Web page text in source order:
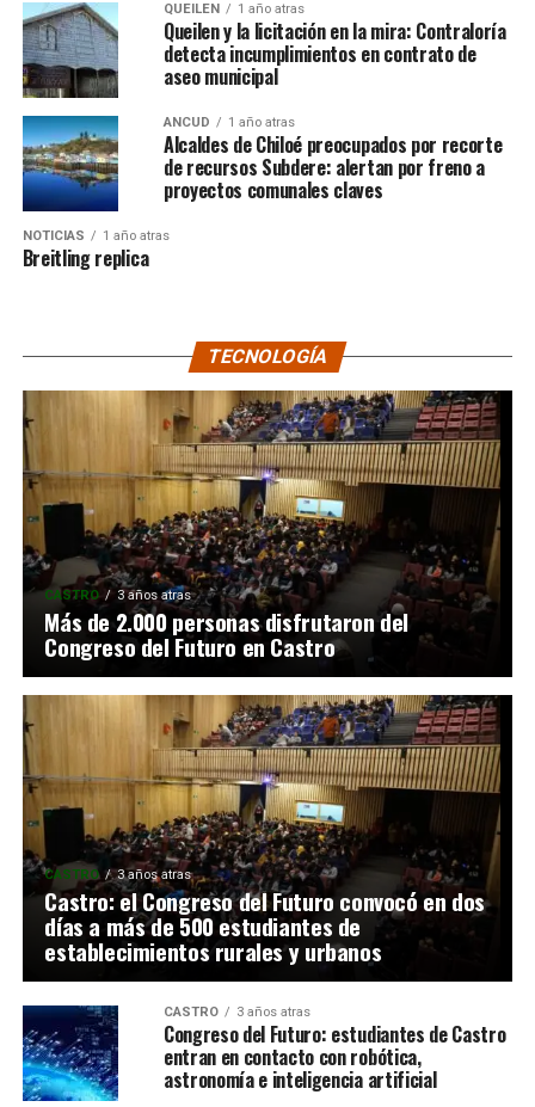
QUEILEN 1 año atras
Queilen y la licitación en la mira: Contraloría
detecta incumplimientos en contrato de
aseo municipal
ANCUD 1 año atras
Alcaldes de Chiloé preocupados por recorte
de recursos Subdere: alertan por freno a
proyectos comunales claves
NOTICIAS 1 año atras
Breitling replica
TECNOLOGÍA
CASTRO 3 años atras
Más de 2.000 personas disfrutaron del
Congreso del Futuro en Castro
CASTRO 3 años atras
Castro: el Congreso del Futuro convocó en dos
días a más de 500 estudiantes de
establecimientos rurales y urbanos
CASTRO 3 años atras
Congreso del Futuro: estudiantes de Castro
entran en contacto con robótica,
astronomía e inteligencia artificial